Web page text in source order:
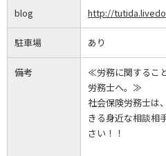
blog http://
駐車場 あり
備考
≪労務に関するこ
労務士へ。≫
社会保険労務士は
きる身近な相談相
さい！！